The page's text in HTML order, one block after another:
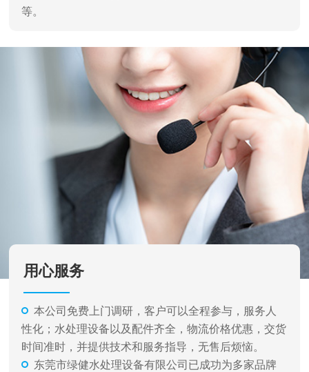
等。
用心服务
本公司免费上门调研，客户可以全程参与，服务人
性化；水处理设备以及配件齐全，物流价格优惠，交货
时间准时，并提供技术和服务指导，无售后烦恼。
东莞市绿健水处理设备有限公司已成功为多家品牌